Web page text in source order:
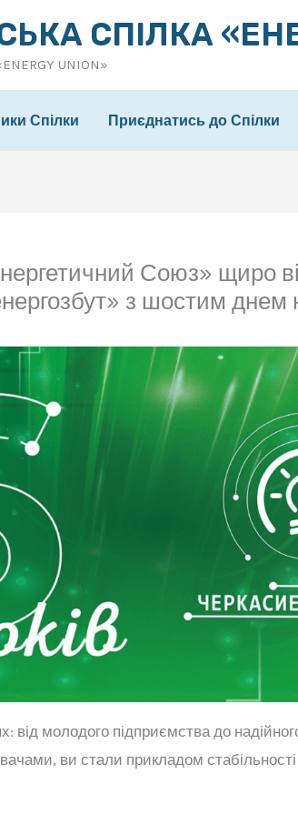
СПІЛКА
UNION»
Спілки Приєднатись до Спілки
Союз» щиро
з шостим днем
від молодого підприємства до
ви стали прикладом